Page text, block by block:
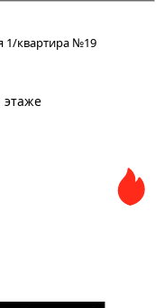
1/квартира №19
этаже